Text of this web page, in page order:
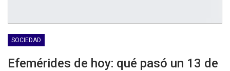
SOCIEDAD
Efemérides de hoy: qué pasó un 13 de